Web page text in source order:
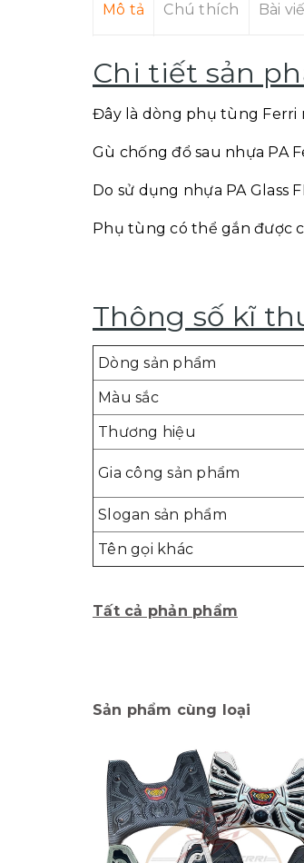
Mô tả Chú thích Bài
Chi tiết sản
Đây là dòng phụ tùng Ferri
Gù chống đổ sau nhựa PA
Do sử dụng nhựa PA Glass
Phụ tùng có thể gắn được
Thông số kĩ
Dòng sản phẩm
Màu sắc
Thương hiệu
Gia công sản phẩm
Slogan sản phẩm
Tên gọi khác
Tất cả phản phẩm
Sản phẩm cùng loại